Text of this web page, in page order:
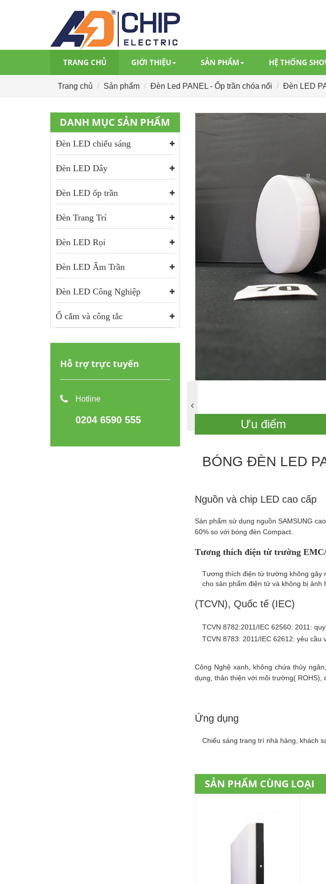
TRANG CHỦ GIỚI THIỆU SẢN PHẨM HỆ THỐNG
Trang chủ Sản phẩm Đèn Led PANEL - Ốp trần chóa nổi Đèn LED
DANH MỤC SẢN PHẨM
Đèn LED chiếu sáng
Đèn LED Dây
Đèn LED ốp trần
Đèn Trang Trí
Đèn LED Rọi
Đèn LED Âm Trần
Đèn LED Công Nghiệp
Ổ cắm và công tắc
Hỗ trợ trực tuyến
Hotline
0204 6590 555 Ưu điểm
BÓNG ĐÈN LED
Nguồn và chip LED cao cấp
Sản phẩm sử dụng nguồn SAMSUNG
60% so với bóng đèn Compact.
Tương thích điện từ trường
Tương thích điện từ trường không gây
cho sản phẩm điện tử và không bị
(TCVN), Quốc tế (IEC)
TCVN 8782:2011/IEC 62560: 2011:
TCVN 8783: 2011/IEC 62612: yêu cầu
Công Nghệ xanh, không chứa thủy
dụng, thân thiện với môi trường( ROHS),
Ứng dụng
Chiếu sáng trang trí nhà hàng, khách
SẢN PHẨM CÙNG LOẠI